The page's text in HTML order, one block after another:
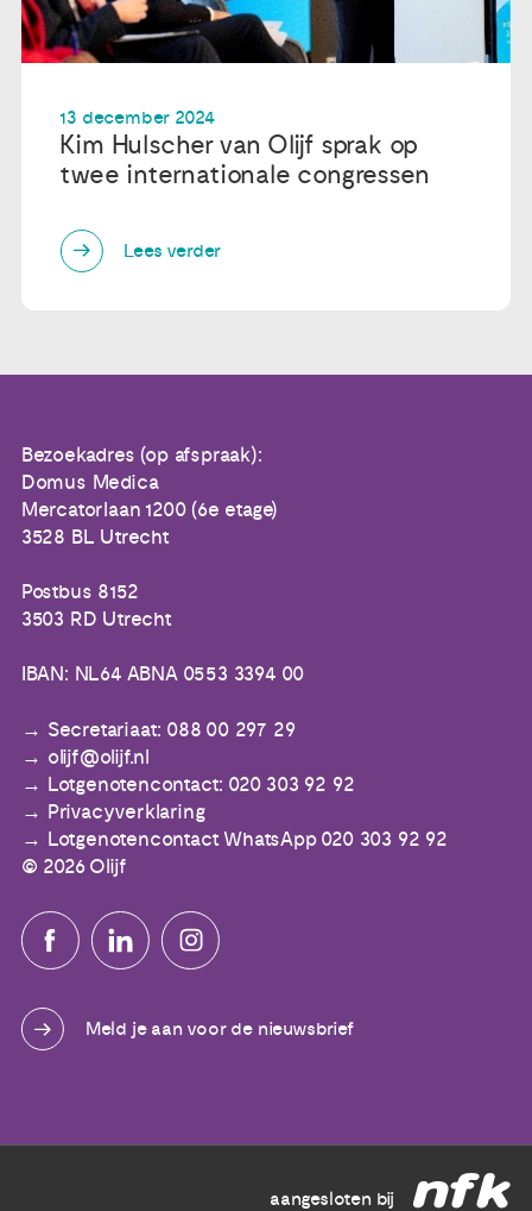
13 december 2024
Kim Hulscher van Olijf sprak op
twee internationale congressen
Lees verder
Bezoekadres (op afspraak):
Domus Medica
Mercatorlaan 1200 (6e etage)
3528 BL Utrecht
Postbus 8152
3503 RD Utrecht
IBAN: NL64 ABNA 0553 3394 00
Secretariaat: 088 00 297 29
olijf@olijf.nl
Lotgenotencontact: 020 303 92 92
Privacyverklaring
Lotgenotencontact WhatsApp 020 303 92 92
© 2026 Olijf
Meld je aan voor de nieuwsbrief
aangesloten bij